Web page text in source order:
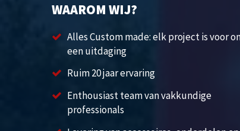
WAAROM WIJ?
Alles Custom made: elk project is voor
een uitdaging
Ruim 20 jaar ervaring
Enthousiast team van vakkundige
professionals